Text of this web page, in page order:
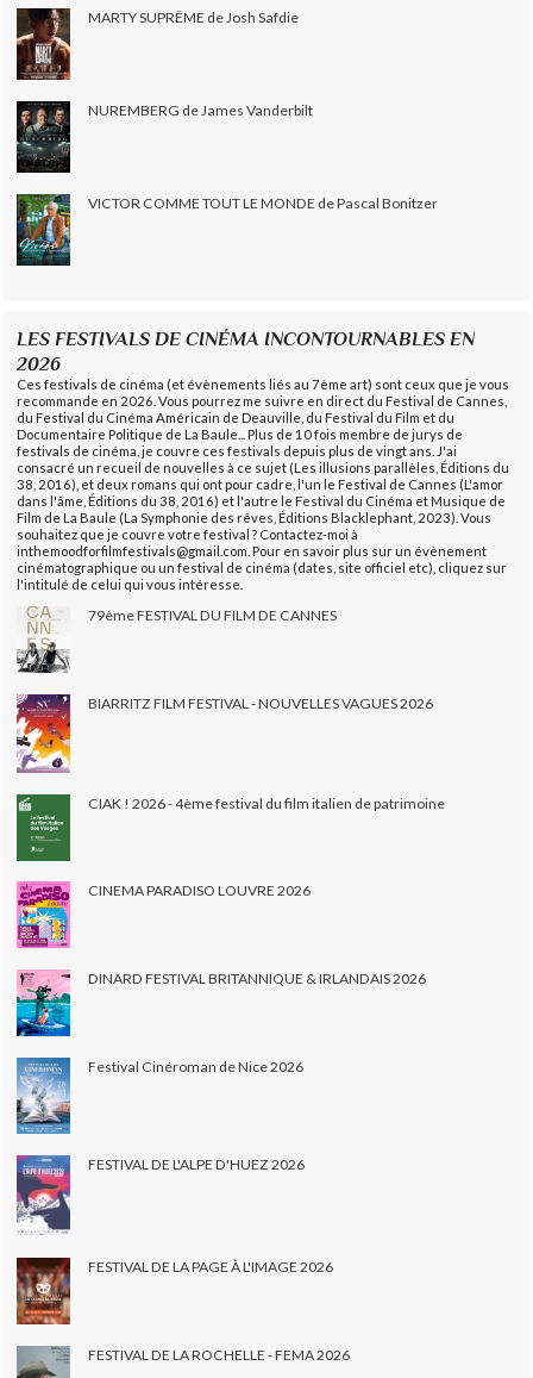
MARTY SUPRÊME de Josh Safdie
NUREMBERG de James Vanderbilt
VICTOR COMME TOUT LE MONDE de Pascal Bonitzer
LES FESTIVALS DE CINÉMA INCONTOURNABLES EN
2026
Ces festivals de cinéma (et évènements liés au 7ème art) sont ceux que je vous
recommande en 2026. Vous pourrez me suivre en direct du Festival de Cannes,
du Festival du Cinéma Américain de Deauville, du Festival du Film et du
Documentaire Politique de La Baule... Plus de 10 fois membre de jurys de
festivals de cinéma, je couvre ces festivals depuis plus de vingt ans. J'ai
consacré un recueil de nouvelles à ce sujet (Les illusions parallèles, Éditions du
38, 2016), et deux romans qui ont pour cadre, l'un le Festival de Cannes (L'amor
dans l'âme, Éditions du 38, 2016) et l'autre le Festival du Cinéma et Musique de
Film de La Baule (La Symphonie des rêves, Éditions Blacklephant, 2023). Vous
souhaitez que je couvre votre festival ? Contactez-moi à
inthemoodforfilmfestivals@gmail.com. Pour en savoir plus sur un évènement
cinématographique ou un festival de cinéma (dates, site officiel etc), cliquez sur
l'intitulé de celui qui vous intéresse.
79ème FESTIVAL DU FILM DE CANNES
BIARRITZ FILM FESTIVAL - NOUVELLES VAGUES 2026
CIAK ! 2026 - 4ème festival du film italien de patrimoine
CINEMA PARADISO LOUVRE 2026
DINARD FESTIVAL BRITANNIQUE & IRLANDAIS 2026
Festival Cinéroman de Nice 2026
FESTIVAL DE L'ALPE D'HUEZ 2026
FESTIVAL DE LA PAGE À L'IMAGE 2026
FESTIVAL DE LA ROCHELLE - FEMA 2026